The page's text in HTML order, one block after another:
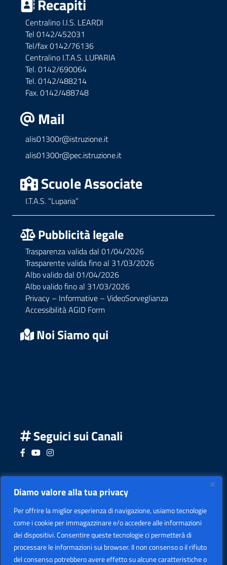
Diamo valore alla tua privacy
Per offrire la miglior esperienza di navigazione, usiamo tecnologie
come i cookie per immagazzinare e/o accedere alle informazioni
dei dispositivi. Consentire queste tecnologie ci permetterà di
processare le informazioni sui browser. Il non consenso o il rifiuto
del consenso potrebbero avere effetto su alcune caratteristiche o
Recapiti
Centralino I.I.S. LEARDI
Tel 0142/452031
Tel/fax 0142/76136
Centralino I.T.A.S. LUPARIA
Tel. 0142/690064
Tel. 0142/488214
Fax. 0142/488748
Mail
alis01300r@istruzione.it
alis01300r@pec.istruzione.it
Scuole Associate
I.T.A.S. “Luparia”
Pubblicità legale
Trasparenza valida dal 01/04/2026
Trasparente valida fino al 31/03/2026
Albo valido dal 01/04/2026
Albo valido fino al 31/03/2026
Privacy – Informative – VideoSorveglianza
Accessibilità AGID Form
Noi Siamo qui
Seguici sui Canali
Seguici su Facebook
Seguici su YouTube
Seguici su Instagram